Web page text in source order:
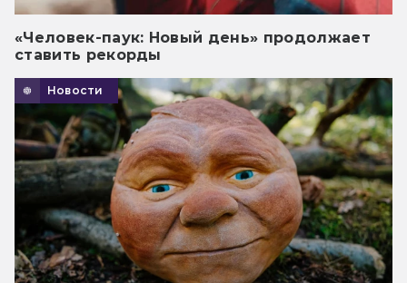
«Человек-паук: Новый день» продолжает
ставить рекорды
Новости